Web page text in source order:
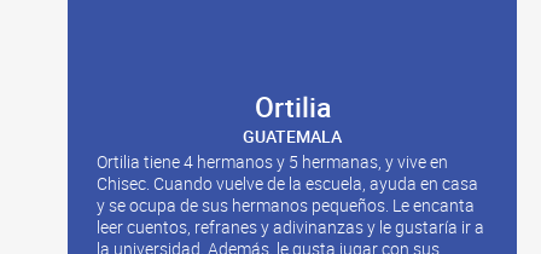
Ortilia
GUATEMALA
Ortilia tiene 4 hermanos y 5 hermanas, y vive en
Chisec. Cuando vuelve de la escuela, ayuda en casa
y se ocupa de sus hermanos pequeños. Le encanta
leer cuentos, refranes y adivinanzas y le gustaría ir a
la universidad. Además, le gusta jugar con sus